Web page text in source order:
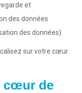
et
des données
des données).
sur votre cœur
cœur de